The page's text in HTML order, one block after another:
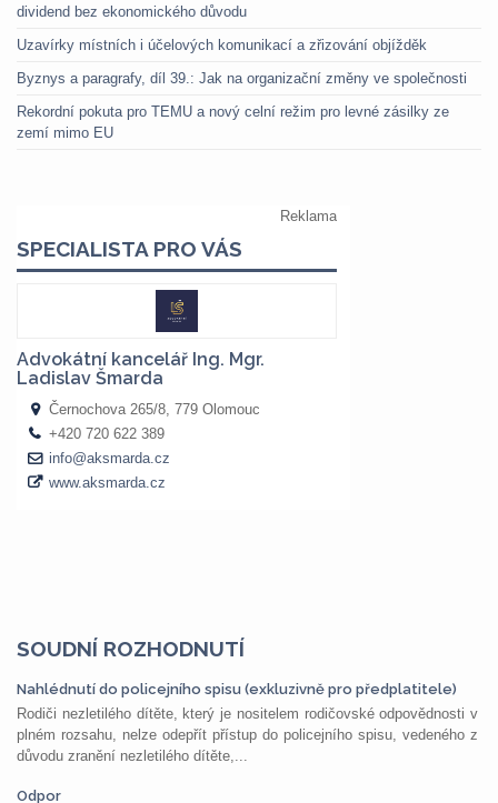
dividend bez ekonomického důvodu
Uzavírky místních i účelových komunikací a zřizování objížděk
Byznys a paragrafy, díl 39.: Jak na organizační změny ve společnosti
Rekordní pokuta pro TEMU a nový celní režim pro levné zásilky ze
zemí mimo EU
SOUDNÍ ROZHODNUTÍ
Nahlédnutí do policejního spisu (exkluzivně pro předplatitele)
Rodiči nezletilého dítěte, který je nositelem rodičovské odpovědnosti v
plném rozsahu, nelze odepřít přístup do policejního spisu, vedeného z
důvodu zranění nezletilého dítěte,...
Odpor